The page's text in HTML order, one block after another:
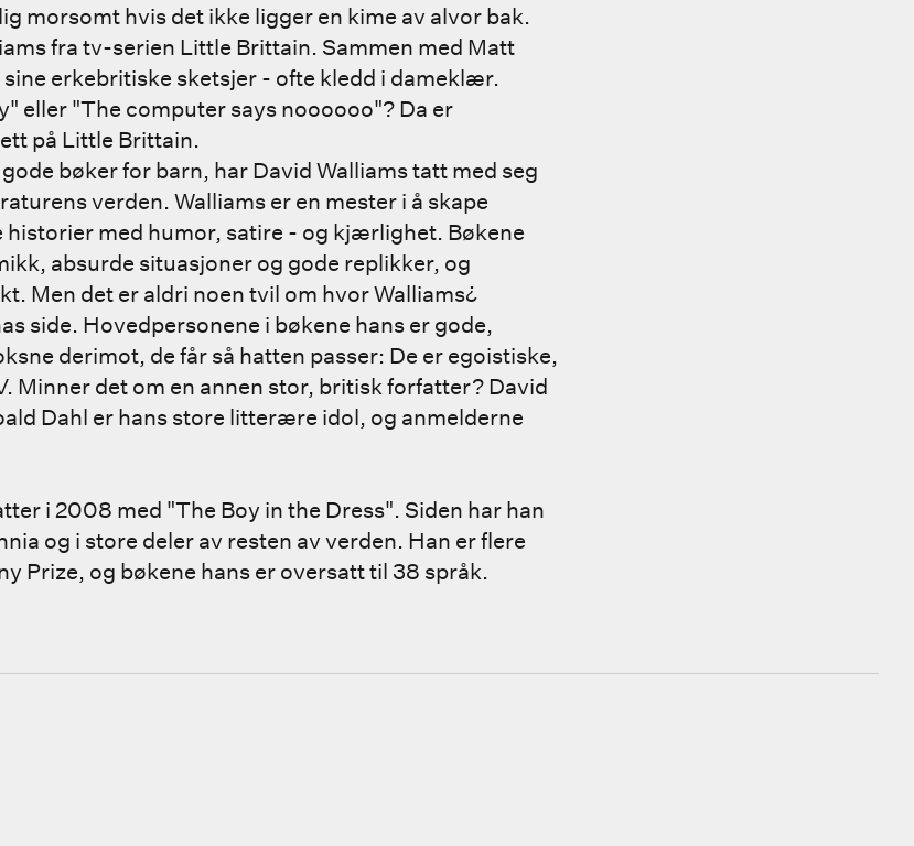
morsomt hvis det ikke ligger en kime av alvor bak.
fra tv-serien Little Brittain. Sammen med Matt
erkebritiske sketsjer - ofte kledd i dameklær.
eller "The computer says noooooo"? Da er
på Little Brittain.
bøker for barn, har David Walliams tatt med seg
verden. Walliams er en mester i å skape
med humor, satire - og kjærlighet. Bøkene
absurde situasjoner og gode replikker, og
Men det er aldri noen tvil om hvor Walliams¿
side. Hovedpersonene i bøkene hans er gode,
derimot, de får så hatten passer: De er egoistiske,
Minner det om en annen stor, britisk forfatter? David
Dahl er hans store litterære idol, og anmelderne
i 2008 med "The Boy in the Dress". Siden har han
og i store deler av resten av verden. Han er flere
Prize, og bøkene hans er oversatt til 38 språk.